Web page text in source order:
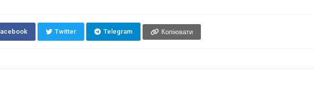
Twitter Telegram Копіювати